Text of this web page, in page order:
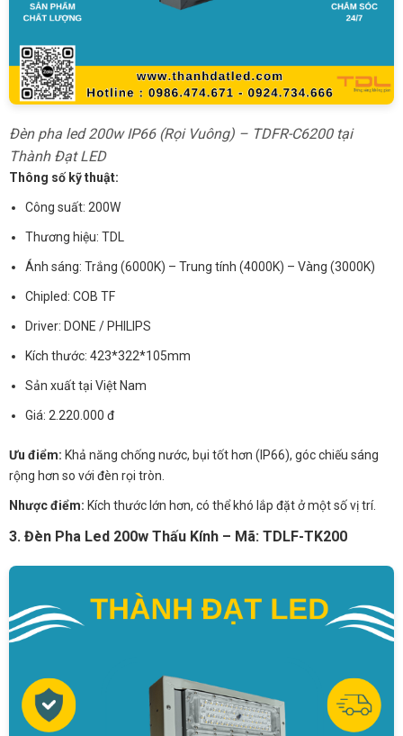
Đèn pha led 200w IP66 (Rọi Vuông) – TDFR-C6200 tại
Thành Đạt LED
Thông số kỹ thuật:
Công suất: 200W
Thương hiệu: TDL
Ánh sáng: Trắng (6000K) – Trung tính (4000K) – Vàng (3000K)
Chipled: COB TF
Driver: DONE / PHILIPS
Kích thước: 423*322*105mm
Sản xuất tại Việt Nam
Giá: 2.220.000 đ
Ưu điểm: Khả năng chống nước, bụi tốt hơn (IP66), góc chiếu sáng
rộng hơn so với đèn rọi tròn.
Nhược điểm: Kích thước lớn hơn, có thể khó lắp đặt ở một số vị trí.
3. Đèn Pha Led 200w Thấu Kính – Mã: TDLF-TK200